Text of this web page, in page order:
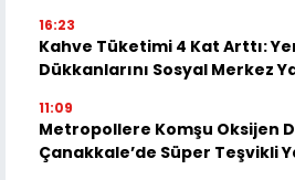
16:23
Kahve Tüketimi 4 Kat Arttı:
Dükkanlarını Sosyal Merkez
11:09
Metropollere Komşu Oksijen
Çanakkale’de Süper Teşvikli